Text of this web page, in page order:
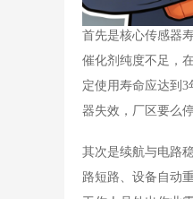
首先是核心传感器
催化剂纯度不足，
定使用寿命应达到
器失效，厂区要么
其次是续航与电路
路短路、设备自动